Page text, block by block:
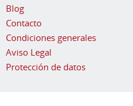
Blog
Contacto
Condiciones generales
Aviso Legal
Protección de datos